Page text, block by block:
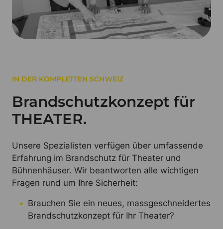
IN DER KOMPLETTEN SCHWEIZ
Brandschutzkonzept für
THEATER.
Unsere Spezialisten verfügen über umfassende
Erfahrung im Brandschutz für Theater und
Bühnenhäuser. Wir beantworten alle wichtigen
Fragen rund um Ihre Sicherheit:
Brauchen Sie ein neues, massgeschneidertes
Brandschutzkonzept für Ihr Theater?